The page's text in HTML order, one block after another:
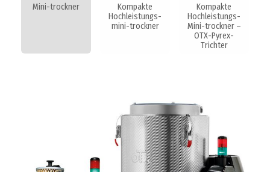
Mini-trockner
Kompakte
Hochleistungs-
mini-trockner
Kompakte
Hochleistungs-
Mini-trockner –
OTX-Pyrex-
Trichter